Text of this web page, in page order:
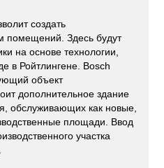
создать
помещений. Здесь будут
на основе технологии,
в Ройтлингене. Bosch
объект
дополнительное здание
обслуживающих как новые,
площади. Ввод
участка